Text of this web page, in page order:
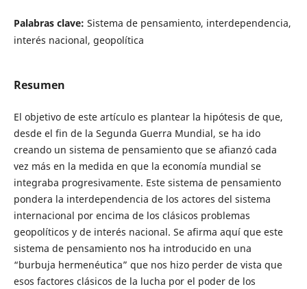
Palabras clave: Sistema de pensamiento, interdependencia,
interés nacional, geopolítica
Resumen
El objetivo de este artículo es plantear la hipótesis de que,
desde el fin de la Segunda Guerra Mundial, se ha ido
creando un sistema de pensamiento que se afianzó cada
vez más en la medida en que la economía mundial se
integraba progresivamente. Este sistema de pensamiento
pondera la interdependencia de los actores del sistema
internacional por encima de los clásicos problemas
geopolíticos y de interés nacional. Se afirma aquí que este
sistema de pensamiento nos ha introducido en una
“burbuja hermenéutica” que nos hizo perder de vista que
esos factores clásicos de la lucha por el poder de los